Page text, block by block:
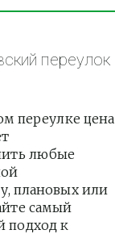
переулок
переулке цена
любые
плановых или
самый
подход к